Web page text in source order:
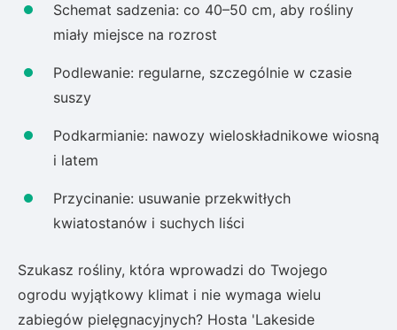
Schemat sadzenia: co 40–50 cm, aby rośliny
miały miejsce na rozrost
Podlewanie: regularne, szczególnie w czasie
suszy
Podkarmianie: nawozy wieloskładnikowe wiosną
i latem
Przycinanie: usuwanie przekwitłych
kwiatostanów i suchych liści
Szukasz rośliny, która wprowadzi do Twojego
ogrodu wyjątkowy klimat i nie wymaga wielu
zabiegów pielęgnacyjnych? Hosta 'Lakeside